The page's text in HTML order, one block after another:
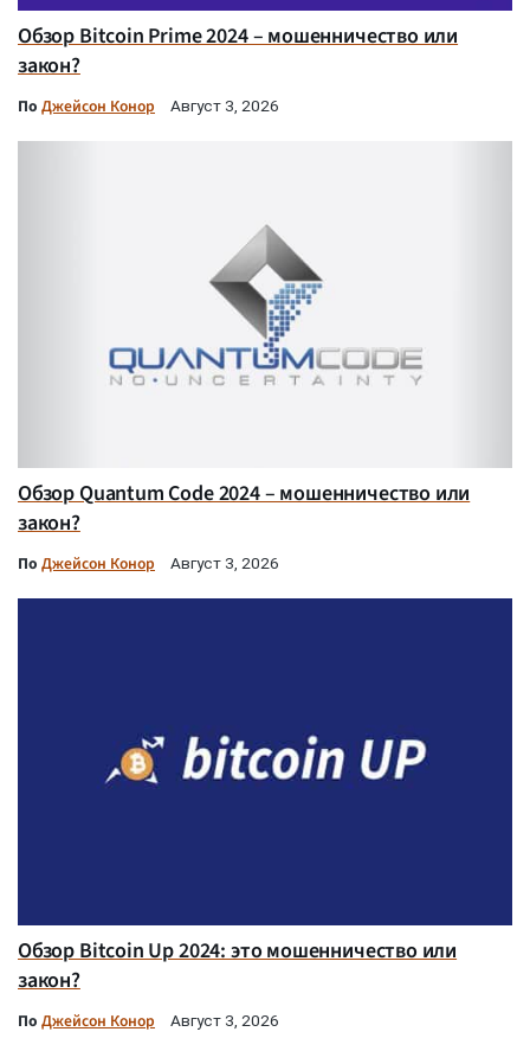
Обзор Bitcoin Prime 2024 – мошенничество или
закон?
По Джейсон Конор Август 3, 2026
Обзор Quantum Code 2024 – мошенничество или
закон?
По Джейсон Конор Август 3, 2026
Обзор Bitcoin Up 2024: это мошенничество или
закон?
По Джейсон Конор Август 3, 2026